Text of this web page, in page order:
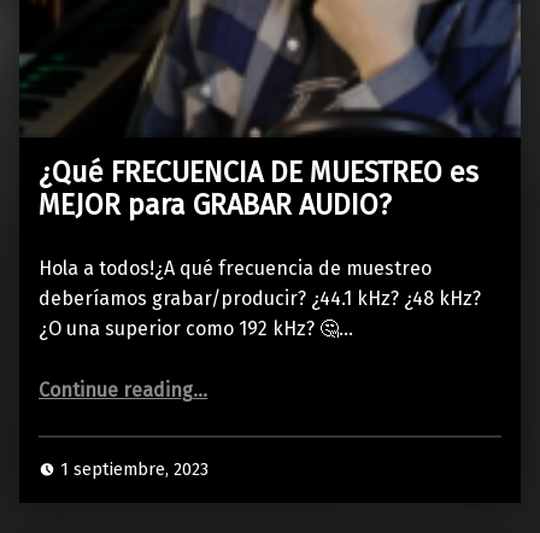
¿Qué FRECUENCIA DE MUESTREO es
MEJOR para GRABAR AUDIO?
Hola a todos!¿A qué frecuencia de muestreo
deberíamos grabar/producir? ¿44.1 kHz? ¿48 kHz?
¿O una superior como 192 kHz? 🤔…
Continue reading“¿Qué FRECUENCIA DE MUESTREO es MEJOR para GRABAR AUDIO?”
…
1 septiembre, 2023